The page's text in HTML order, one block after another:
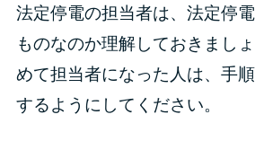
法定停電の担当者は、法定停
ものなのか理解しておきまし
めて担当者になった人は、手
するようにしてください。